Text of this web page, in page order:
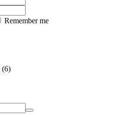
Remember me
(6)